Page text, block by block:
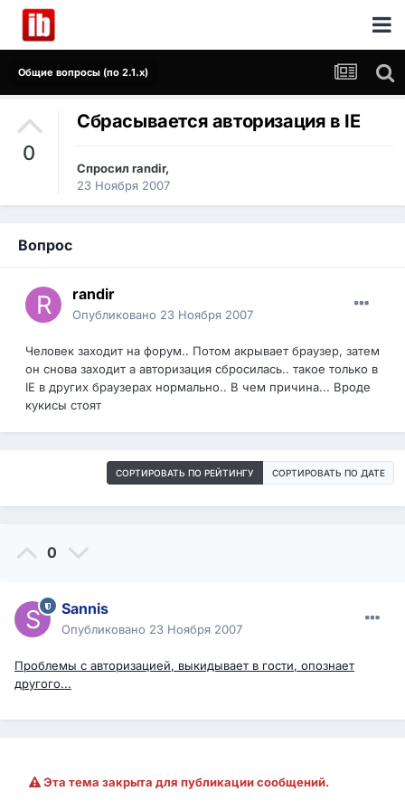
Общие вопросы (по 2.1.x)
0
Сбрасывается авторизация в IE
Спросил randir,
23 Ноября 2007
Вопрос
randir
Опубликовано 23 Ноября 2007
Человек заходит на форум.. Потом акрывает браузер, затем
он снова заходит а авторизация сбросилась.. такое только в
IE в других браузерах нормально.. В чем причина... Вроде
кукисы стоят
СОРТИРОВАТЬ ПО РЕЙТИНГУ СОРТИРОВАТЬ ПО ДАТЕ
0
Sannis
Опубликовано 23 Ноября 2007
Проблемы с авторизацией, выкидывает в гости, опознает
другого...
Эта тема закрыта для публикации сообщений.